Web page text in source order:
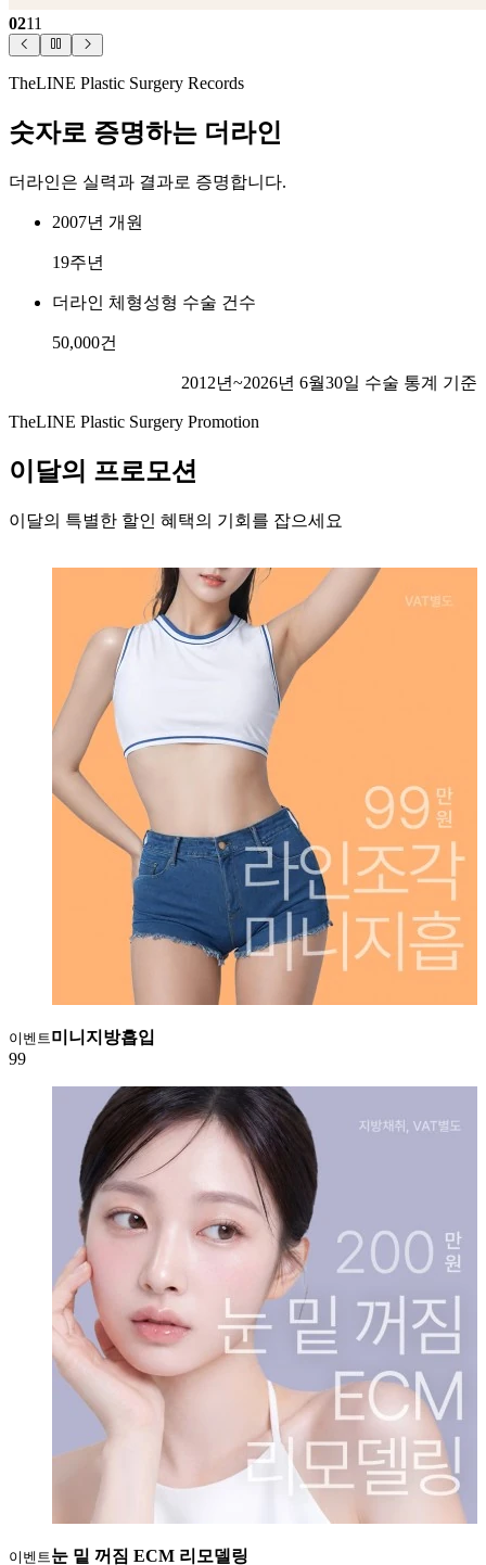
0211
TheLINE Plastic Surgery Records
숫자로 증명하는 더라인
더라인은 실력과 결과로 증명합니다.
2007년 개원
19주년
더라인 체형성형 수술 건수
50,000건
2012년~2026년 6월30일 수술 통계 기준
TheLINE Plastic Surgery Promotion
이달의 프로모션
이달의 특별한 할인 혜택의 기회를 잡으세요
이벤트 미니지방흡입
99
이벤트 눈 밑 꺼짐 ECM 리모델링